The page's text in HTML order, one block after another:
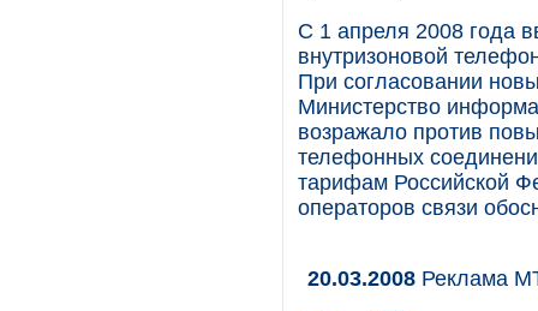
С 1 апреля 2008 года
внутризоновой
При согласовании
Министерство
возражало против
телефонных
тарифам Российской
операторов связи
20.03.2008 Реклама